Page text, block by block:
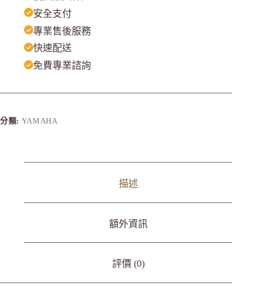
安全支付
專業售後服務
快速配送
免費專業諮詢
分類: YAMAHA
描述
額外資訊
評價 (0)